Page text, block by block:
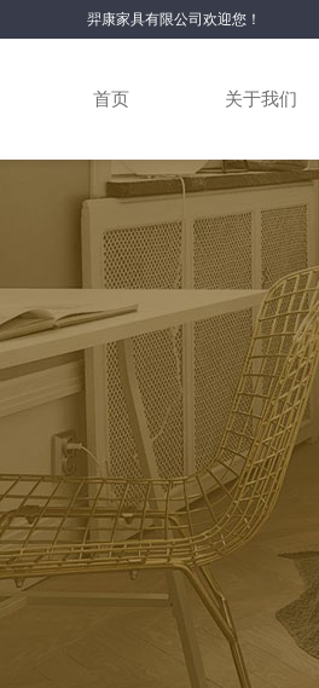
羿康家具有限公司欢迎您！
首页 关于我们